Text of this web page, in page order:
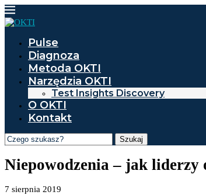
Pulse
Diagnoza
Metoda OKTI
Narzędzia OKTI
Test Insights Discovery
O OKTI
Kontakt
Szukaj
Niepowodzenia – jak liderzy
7 sierpnia 2019